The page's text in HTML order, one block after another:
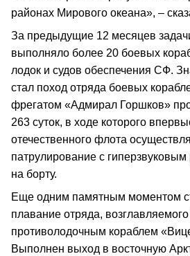
районах Мирового океана», –
За предыдущие 12 месяцев
выполняло более 20 боевых
лодок и судов обеспечения СФ.
стал поход отряда боевых
фрегатом «Адмирал Горшков»
263 суток, в ходе которого
отечественного флота
патрулирование с
на борту.
Еще одним памятным моментом
плавание отряда,
противолодочным кораблем
Выполнен выход в восточную